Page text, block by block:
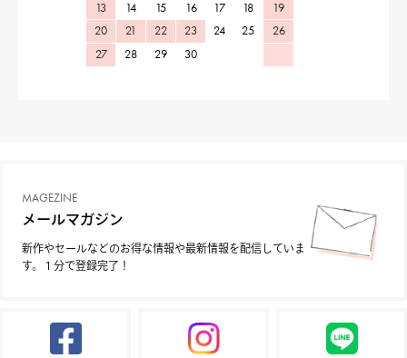
13
14 15 16 17 18
19
20
21 22 23 24 25
26
27
28 29 30
MAGEZINE
メールマガジン
新作やセールなどのお得な情報や最新情報を配信していま
す。１分で登録完了！